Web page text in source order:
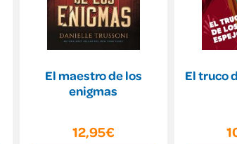
El maestro de los
enigmas
12,95€
El truco